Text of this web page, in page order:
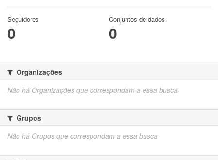
Seguidores
0
Conjuntos de dados
0
Organizações
Não há Organizações que correspondam a essa busca
Grupos
Não há Grupos que correspondam a essa busca